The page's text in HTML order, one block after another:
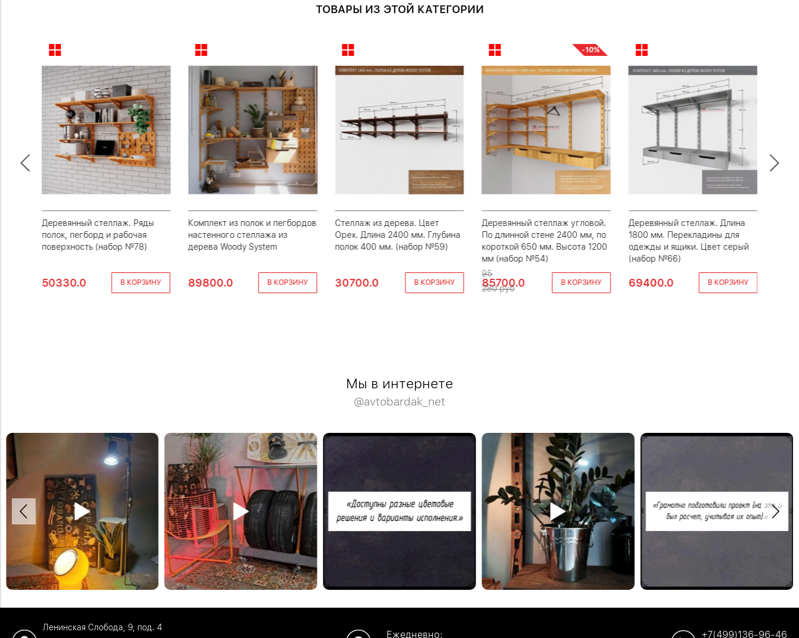
ТОВАРЫ ИЗ ЭТОЙ КАТЕГОРИИ
Деревянный стеллаж. Ряды
полок, пегборд и рабочая
поверхность (набор №78)
50330.0 В КОРЗИНУ
Комплект из полок и пегбордов
настенного стеллажа из
дерева Woody System
89800.0 В КОРЗИНУ
Стеллаж из дерева. Цвет
Орех. Длина 2400 мм. Глубина
полок 400 мм. (набор №59)
30700.0 В КОРЗИНУ
-10%
Деревянный стеллаж угловой.
По длинной стене 2400 мм, по
короткой 650 мм. Высота 1200
мм (набор №54)
85700.0
95
280 руб
В КОРЗИНУ
Деревянный стеллаж. Длина
1800 мм. Перекладины для
одежды и ящики. Цвет серый
(набор №66)
69400.0 В КОРЗИНУ
Мы в интернете
@avtobardak_net
Полка для колёс XXL, полка раздвигается и
вмещает колеса от внедорожников. Можно
разместить полку на уровне пола, или подвесить
#шины #хранениешин #полкадляшин
Хранение шин на напольных стеллажах.
Стеллажи на колёсиках и с элементами стоек,
цвета которых можно выбрать их палитры.
Заказать стойки можно на нашем
сайте.#стойкидляшин #шины #хранениешин
Благодарим Владимира за отзыв о нашем шоу-
руме. Деревянная модульная полка в систему
стеллажей Woody. #деревяннаямебель
Спасибо Дмитрию за отзыв!
Ленинская Слобода, 9, под. 4
Ежедневно: +7(499)136-96-46